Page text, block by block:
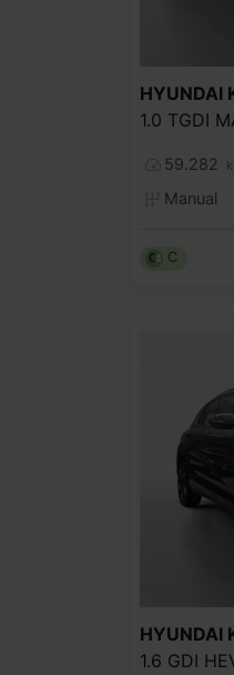
HYUNDAI
1.0 TGDI
59.282
Manual
C
HYUNDAI
1.6 GDI